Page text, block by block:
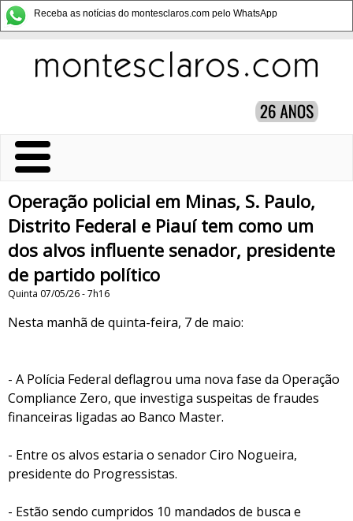
Receba as notícias do montesclaros.com pelo WhatsApp
Operação policial em Minas, S. Paulo,
Distrito Federal e Piauí tem como um
dos alvos influente senador, presidente
de partido político
Quinta 07/05/26 - 7h16
Nesta manhã de quinta-feira, 7 de maio:
- A Polícia Federal deflagrou uma nova fase da Operação
Compliance Zero, que investiga suspeitas de fraudes
financeiras ligadas ao Banco Master.
- Entre os alvos estaria o senador Ciro Nogueira,
presidente do Progressistas.
- Estão sendo cumpridos 10 mandados de busca e